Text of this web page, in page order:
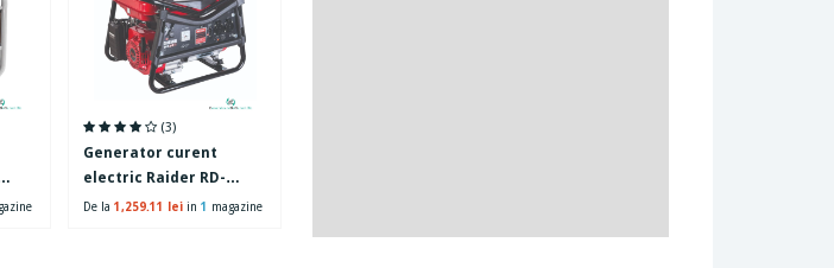
(3)
Generator curent
electric Raider RD-
GG06, benzina, 2,8 kW, 2
De la 1,259.11 lei in 1 magazine